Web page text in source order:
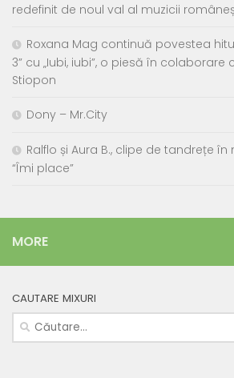
redefinit de noul val al muzicii
Roxana Mag continuă povestea
3” cu „Iubi, iubi”, o piesă în colaborare
Stiopon
Dony – Mr.City
Ralflo și Aura B., clipe de tandrețe
“Îmi place”
MORE
CAUTARE MIXURI
Caută
după: